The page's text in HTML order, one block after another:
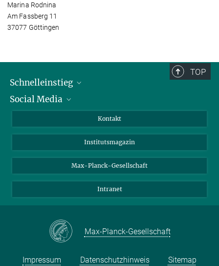
Marina Rodnina
Am Fassberg 11
37077 Göttingen
TOP
Schnelleinstieg
Alumni
Schulen
Studierende
Social Media
Facebook
YouTube
Kontakt
Institutsmagazin
Max-Planck-Gesellschaft
Intranet
Max-Planck-Gesellschaft
Impressum Datenschutzhinweis Sitemap